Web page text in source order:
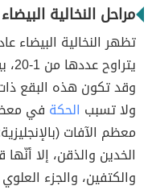
مراحل النخالية البيضاء
تظهر النخالية
وقد تكون هذه البقع
ولا تسبب الحكة في
الخدين والذقن، إلا
والكتفين، والجزء